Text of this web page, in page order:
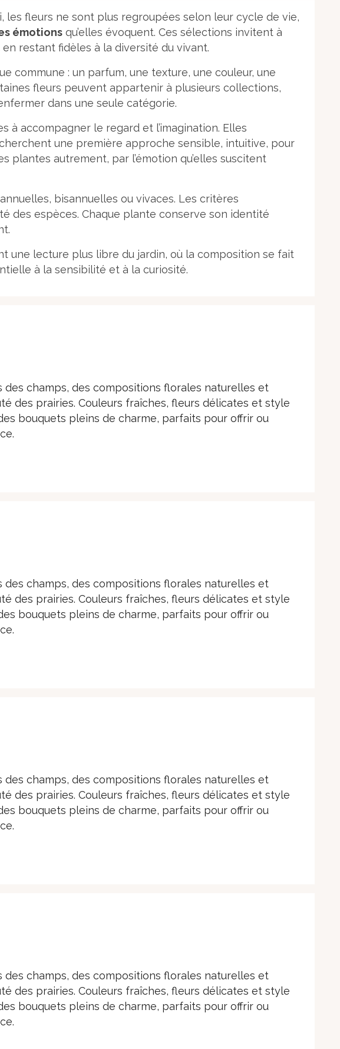
fleurs ne sont plus regroupées selon leur cycle de vie,
émotionsqu’elles évoquent. Ces sélections invitent à
restant fidèles à la diversité du vivant.
commune : un parfum, une texture, une couleur, une
fleurs peuvent appartenir à plusieurs collections,
dans une seule catégorie.
à accompagner le regard et l’imagination. Elles
une première approche sensible, intuitive, pour
plantes autrement, par l’émotion qu’elles suscitent
bisannuelles ou vivaces. Les critères
des espèces. Chaque plante conserve son identité
une lecture plus libre du jardin, où la composition se fait
à la sensibilité et à la curiosité.
champs, des compositions florales naturelles et
des prairies. Couleurs fraîches, fleurs délicates et style
bouquets pleins de charme, parfaits pour offrir ou
champs, des compositions florales naturelles et
des prairies. Couleurs fraîches, fleurs délicates et style
bouquets pleins de charme, parfaits pour offrir ou
champs, des compositions florales naturelles et
des prairies. Couleurs fraîches, fleurs délicates et style
bouquets pleins de charme, parfaits pour offrir ou
champs, des compositions florales naturelles et
des prairies. Couleurs fraîches, fleurs délicates et style
bouquets pleins de charme, parfaits pour offrir ou